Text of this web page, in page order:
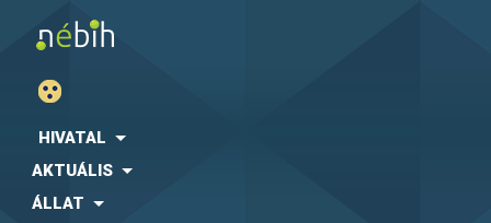
HIVATAL
AKTUÁLIS
ÁLLAT